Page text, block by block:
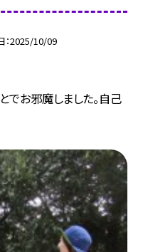
2025/10/09
でお邪魔しました。自己